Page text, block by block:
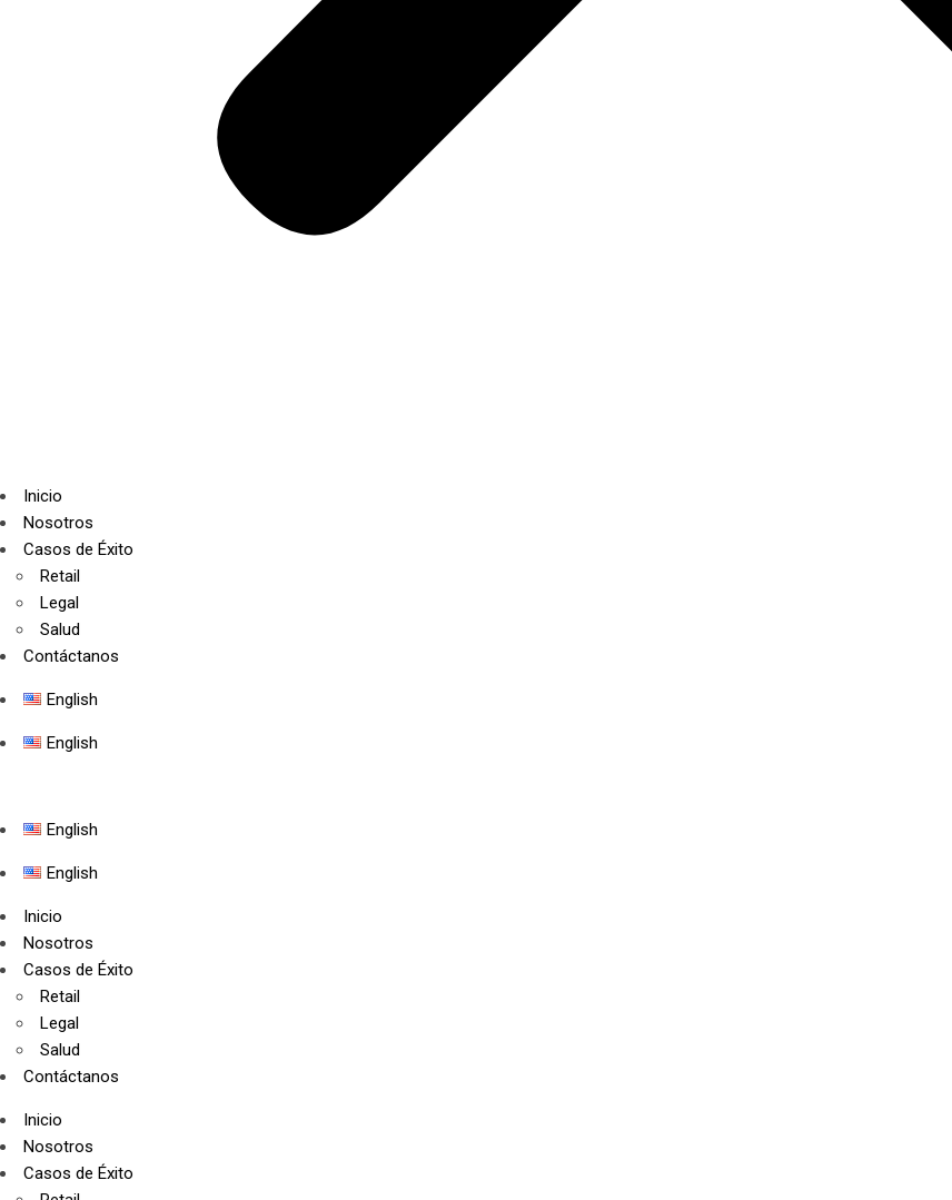
Inicio
Nosotros
Casos de Éxito
Retail
Legal
Salud
Contáctanos
English
English
English
English
Inicio
Nosotros
Casos de Éxito
Retail
Legal
Salud
Contáctanos
Inicio
Nosotros
Casos de Éxito